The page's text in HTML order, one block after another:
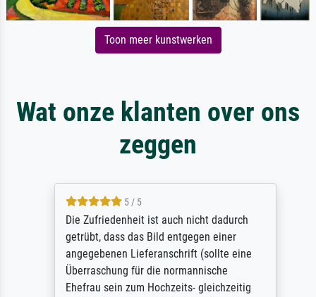
Toon meer kunstwerken
Wat onze klanten over ons
zeggen
5 / 5
Die Zufriedenheit ist auch nicht dadurch
getrübt, dass das Bild entgegen einer
angegebenen Lieferanschrift (sollte eine
Überraschung für die normannische
Ehefrau sein zum Hochzeits- gleichzeitig